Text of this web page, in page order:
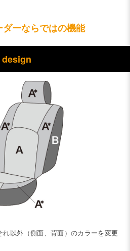
ーならではの機能
design
以外（側面、背面）のカラーを変更